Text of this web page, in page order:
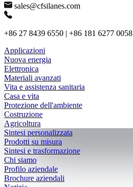
sales@cfsilanes.com
+86 27 8439 6550 | +86 181 6277 0058
Applicazioni
Nuova energia
Elettronica
Materiali avanzati
Vita e assistenza sanitaria
Casa e vita
Protezione dell'ambiente
Costruzione
Agricoltura
Sintesi personalizzata
Prodotti su misura
Sintesi e trasformazione
Chi siamo
Profilo aziendale
Brochure aziendali